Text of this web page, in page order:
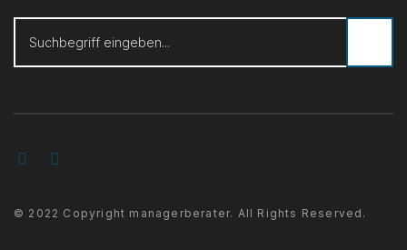
© 2022 Copyright managerberater. All Rights Reserved.